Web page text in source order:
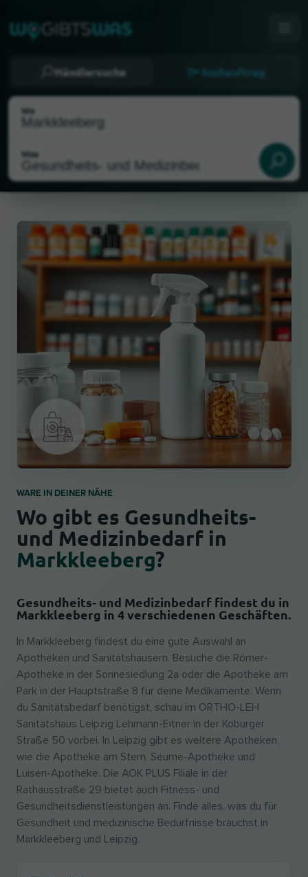
Händlersuche Suchauftrag
Wo
Was
Als meinen Standort wählen
WARE IN DEINER NÄHE
Wo gibt es Gesundheits-
und Medizinbedarf in
Markkleeberg?
Gesundheits- und Medizinbedarf findest du in
Markkleeberg in 4 verschiedenen Geschäften.
In Markkleeberg findest du eine gute Auswahl an
Apotheken und Sanitätshäusern. Besuche die Römer-
Apotheke in der Sonnesiedlung 2a oder die Apotheke am
Park in der Hauptstraße 8 für deine Medikamente. Wenn
du Sanitätsbedarf benötigst, schau im ORTHO-LEH
Sanitätshaus Leipzig Lehmann-Eitner in der Koburger
Straße 50 vorbei. In Leipzig gibt es weitere Apotheken,
wie die Apotheke am Stern, Seume-Apotheke und
Luisen-Apotheke. Die AOK PLUS Filiale in der
Rathausstraße 29 bietet auch Fitness- und
Gesundheitsdienstleistungen an. Finde alles, was du für
Gesundheit und medizinische Bedürfnisse brauchst in
Markkleeberg und Leipzig.